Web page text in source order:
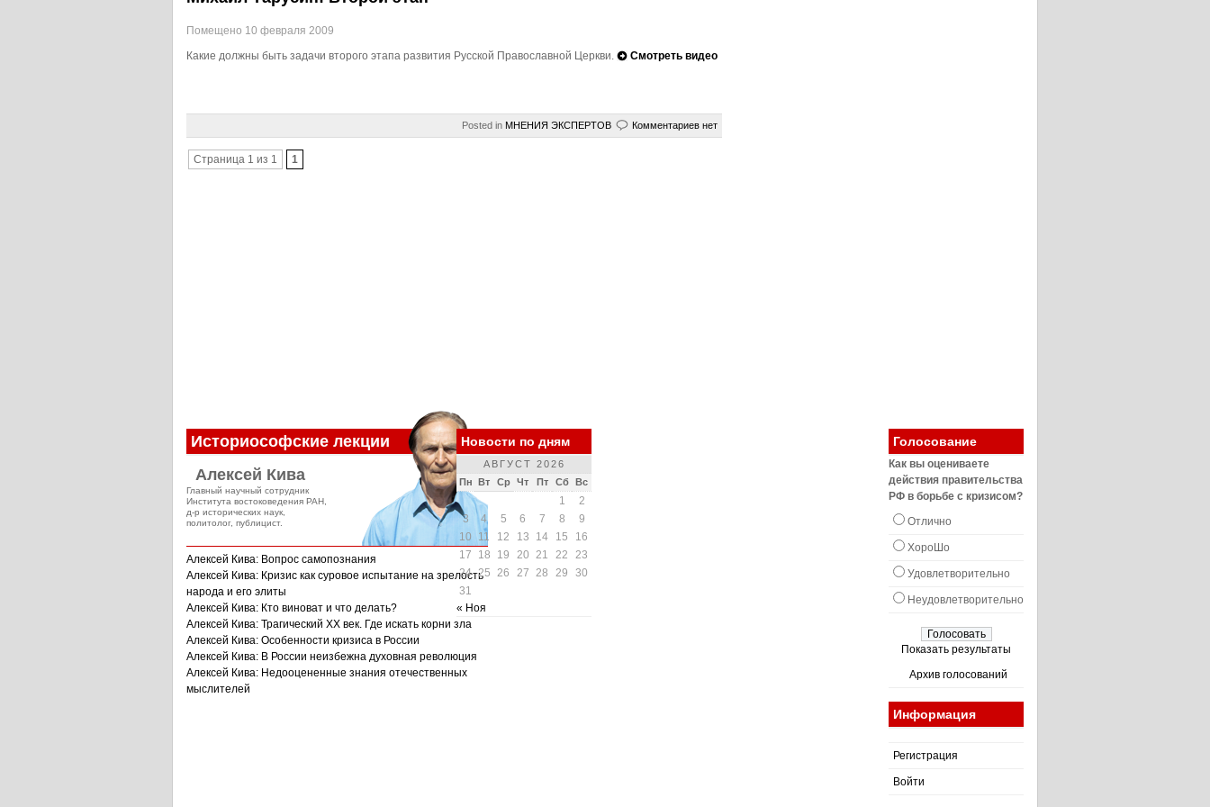
Помещено 10 февраля 2009
Какие должны быть задачи второго этапа развития Русской Православной Церкви.
Смотреть видео
Posted in МНЕНИЯ ЭКСПЕРТОВ Комментариев нет
Страница 1 из 1 1
Историософские лекции
Алексей Кива
Главный научный сотрудник
Института востоковедения РАН,
д-р исторических наук,
политолог, публицист.
Алексей Кива: Вопрос самопознания
Алексей Кива: Кризис как суровое испытание на зрелость
народа и его элиты
Алексей Кива: Кто виноват и что делать?
Алексей Кива: Трагический XX век. Где искать корни зла
Алексей Кива: Особенности кризиса в России
Алексей Кива: В России неизбежна духовная революция
Алексей Кива: Недооцененные знания отечественных
мыслителей
Новости по дням
АВГУСТ 2026
Пн Вт Ср Чт Пт Сб Вс
1
2
3
4 5 6 7 8
9
10
11 12 13 14 15
16
17
18 19 20 21 22
23
24 25 26 27 28 29
30
31
« Ноя
Голосование
Как вы оцениваете
действия правительства
РФ в борьбе с кризисом?
Отлично
ХороШо
Удовлетворительно
Неудовлетворительно
Показать результаты
Архив голосований
Информация
Регистрация
Войти